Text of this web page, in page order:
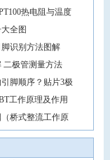
热电阻与温度
全图
识别方法图解
二极管测量方法
脚顺序？贴片3极
工作原理及作用
桥式整流工作原